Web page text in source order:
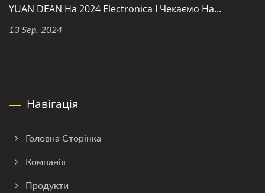
YUAN DEAN На 2024 Electronica І Чекаємо На...
13 Sep, 2024
Навігація
Головна Сторінка
Компанія
Продукти